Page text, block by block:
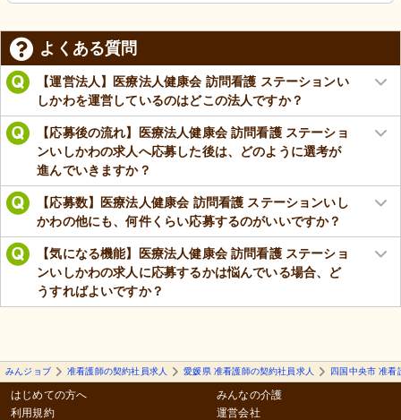
よくある質問
【運営法人】医療法人健康会 訪問看護 ステーションい
しかわを運営しているのはどこの法人ですか？
【応募後の流れ】医療法人健康会 訪問看護 ステーショ
ンいしかわの求人へ応募した後は、どのように選考が
進んでいきますか？
【応募数】医療法人健康会 訪問看護 ステーションいし
かわの他にも、何件くらい応募するのがいいですか？
【気になる機能】医療法人健康会 訪問看護 ステーショ
ンいしかわの求人に応募するかは悩んでいる場合、ど
うすればよいですか？
みんジョブ 准看護師の契約社員求人 愛媛県 准看護師の契約社員求人 四国中央市 准看
はじめての方へ
利用規約
みんなの介護
運営会社